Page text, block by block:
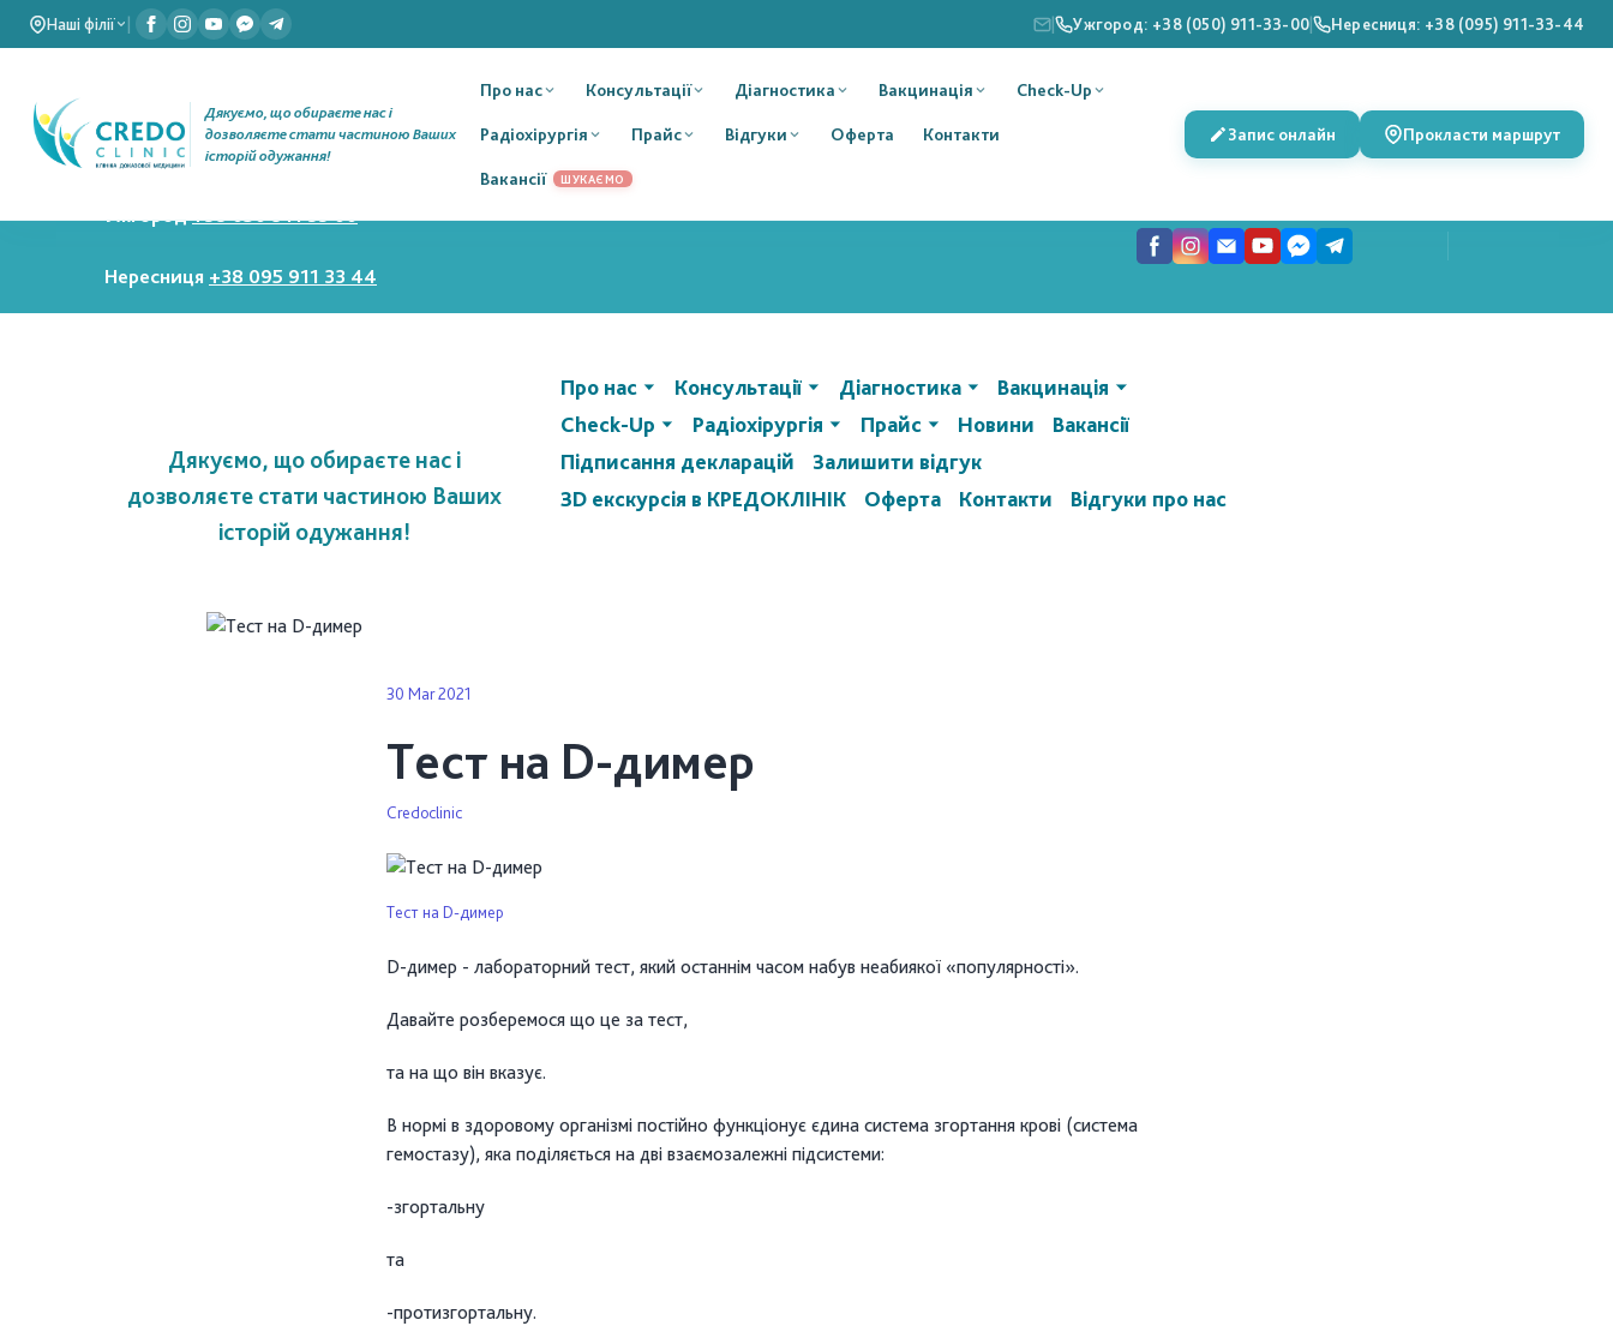
Наші філії | Ужгород: +38 (050) 911-33-00 Нересниця: +38 (095) 911-33-44
Дякуємо, що обираєте нас і
дозволяєте стати частиною Ваших
історій одужання!
Про нас Консультації Діагностика Вакцинація Check-Up
Радіохірургія Прайс Відгуки Оферта Контакти
Вакансії ШУКАЄМО
Запис онлайн Прокласти маршрут
Ужгород +38 050 911 33 00
Нересниця +38 095 911 33 44
Дякуємо, що обираєте нас і
дозволяєте стати частиною Ваших
історій одужання!
Про нас Консультації Діагностика
Вакцинація
Check-Up
Радіохірургія Прайс Новини
Вакансії
Підписання декларацій
Залишити відгук
3D екскурсія в КРЕДОКЛІНІК
Оферта Контакти Відгуки про нас
30 Mar 2021
Тест на D-димер
Credoclinic
Тест на D-димер
D-димер - лабораторний тест, який останнім часом набув неабиякої «популярності».
Давайте розберемося що це за тест,
та на що він вказує.
В нормі в здоровому організмі постійно функціонує єдина система згортання крові (система
гемостазу), яка поділяється на дві взаємозалежні підсистеми:
-згортальну
та
-протизгортальну.